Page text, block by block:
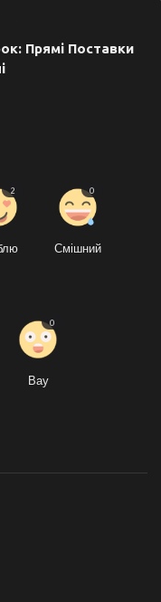
Прямі Поставки
2
Смішний
0
Вау
0